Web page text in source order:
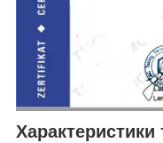
Характеристики